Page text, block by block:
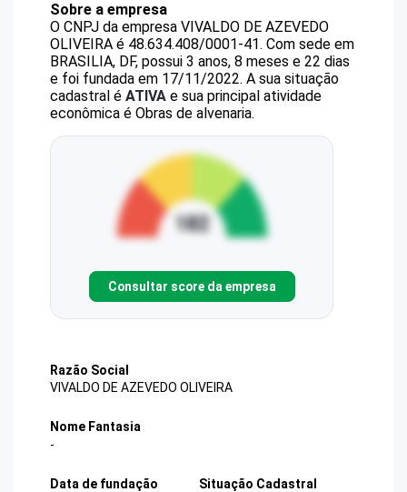
Sobre a empresa
O CNPJ da empresa VIVALDO DE AZEVEDO
OLIVEIRA é 48.634.408/0001-41. Com sede em
BRASILIA, DF, possui 3 anos, 8 meses e 22 dias
e foi fundada em 17/11/2022. A sua situação
cadastral é ATIVA e sua principal atividade
econômica é Obras de alvenaria.
Consultar score da empresa
Razão Social
VIVALDO DE AZEVEDO OLIVEIRA
Nome Fantasia
-
Data de fundação
Situação Cadastral